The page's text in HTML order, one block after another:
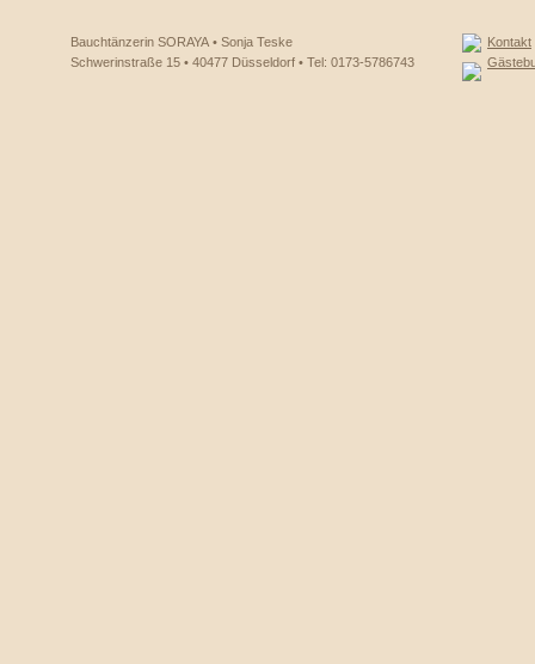
Bauchtänzerin SORAYA • Sonja Teske
Schwerinstraße 15 • 40477 Düsseldorf • Tel: 0173-5786743
Kontakt